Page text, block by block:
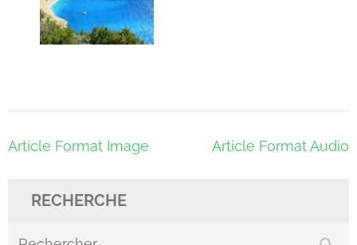
Navigation
l’article
Article Format Image Article Format Audio
RECHERCHE
Rechercher :